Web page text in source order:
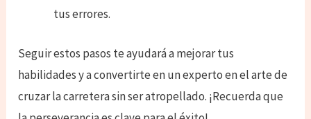
tus errores.
Seguir estos pasos te ayudará a mejorar tus
habilidades y a convertirte en un experto en el arte de
cruzar la carretera sin ser atropellado. ¡Recuerda que